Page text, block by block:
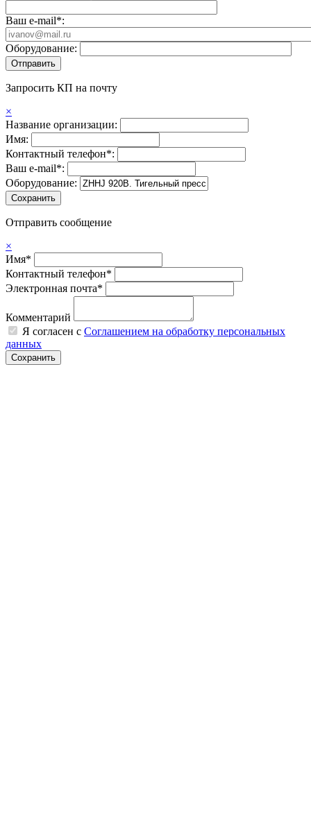
Ваш e-mail*:
Оборудование:
Запросить КП на почту
×
Название организации:
Имя:
Контактный телефон*:
Ваш e-mail*:
Оборудование:
Отправить сообщение
×
Имя*
Контактный телефон*
Электронная почта*
Комментарий
Я согласен с Соглашением на обработку персональных
данных